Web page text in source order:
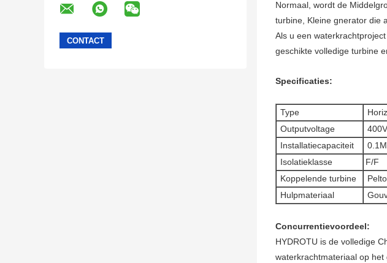
Normaal, wordt de
turbine, Kleine gnerator die
Als u een
geschikte volledige turbine
Specificaties:
Type
Outputvoltage
Installatiecapaciteit
Isolatieklasse
F/F
Koppelende turbine
Hulpmateriaal
Concurrentievoordeel:
HYDROTU is de volledige
waterkrachtmateriaal op